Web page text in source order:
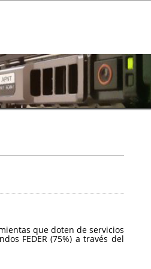
que doten de servicios
FEDER (75%) a través del